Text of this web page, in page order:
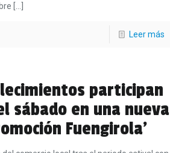
Leer más
participan
sábado en una nueva
Fuengirola’